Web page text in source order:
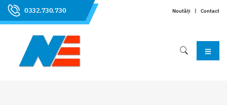
0332.730.730 Noutăți | Contact